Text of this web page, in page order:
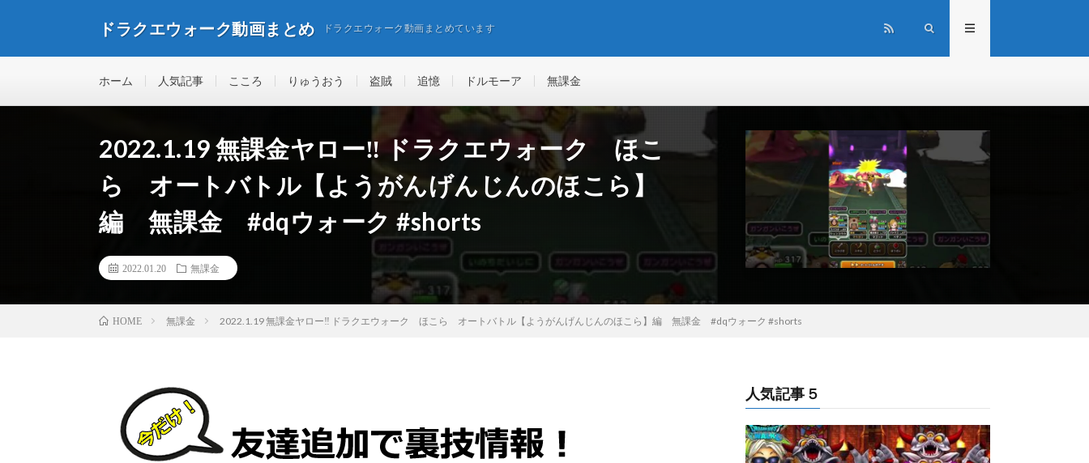
ドラクエウォーク動画まとめ ドラクエウォーク動画まとめています
ホーム 人気記事 こころ りゅうおう 盗賊 追憶 ドルモーア 無課金
2022.1.19 無課金ヤロー‼️ ドラクエウォーク ほこ
ら オートバトル【ようがんげんじんのほこら】
編 無課金 #dqウォーク #shorts
2022.01.20 無課金
HOME 無課金 2022.1.19 無課金ヤロー‼️ ドラクエウォーク ほこら オートバトル【ようがんげんじんのほこら】編 無課金 #dqウォーク #shorts
人気記事５